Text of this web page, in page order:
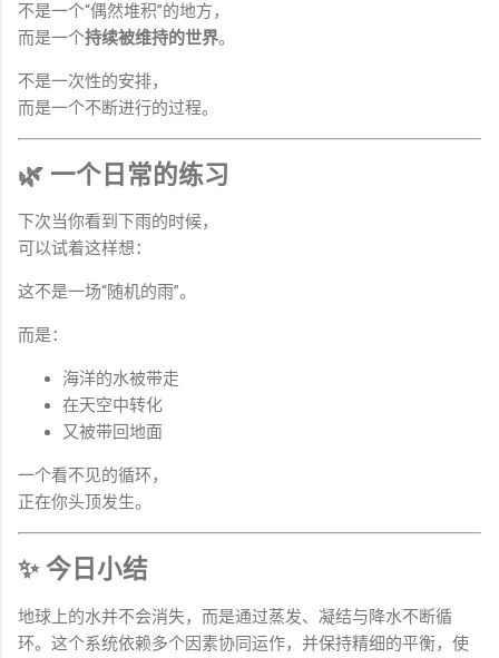
不是一个“偶然堆积”的地方，
而是一个持续被维持的世界。
不是一次性的安排，
而是一个不断进行的过程。
🌿 一个日常的练习
下次当你看到下雨的时候，
可以试着这样想：
这不是一场“随机的雨”。
而是：
海洋的水被带走
在天空中转化
又被带回地面
一个看不见的循环，
正在你头顶发生。
✨ 今日小结
地球上的水并不会消失，而是通过蒸发、凝结与降水不断循
环。这个系统依赖多个因素协同运作，并保持精细的平衡，使